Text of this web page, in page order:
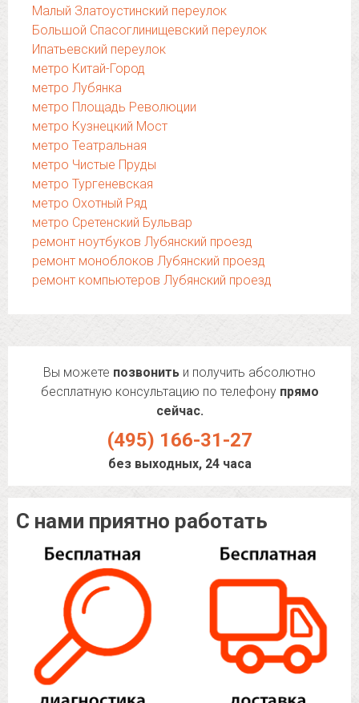
Малый Златоустинский переулок
Большой Спасоглинищевский переулок
Ипатьевский переулок
метро Китай-Город
метро Лубянка
метро Площадь Революции
метро Кузнецкий Мост
метро Театральная
метро Чистые Пруды
метро Тургеневская
метро Охотный Ряд
метро Сретенский Бульвар
ремонт ноутбуков Лубянский проезд
ремонт моноблоков Лубянский проезд
ремонт компьютеров Лубянский проезд
Вы можете позвонить и получить абсолютно
бесплатную консультацию по телефону прямо
сейчас.
(495) 166-31-27
без выходных, 24 часа
С нами приятно работать